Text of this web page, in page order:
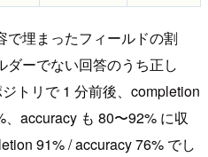
埋まったフィールドの割
ーでない回答のうち正し
トリで 1 分前後、completion
accuracy も 80〜92% に収
91% / accuracy 76% でし